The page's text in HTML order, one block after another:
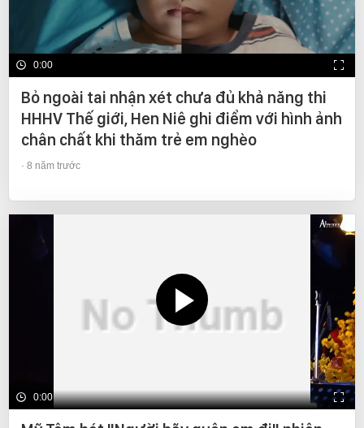
0:00
Bỏ ngoài tai nhận xét chưa đủ khả năng thi
HHHV Thế giới, Hen Niê ghi điểm với hình ảnh
chân chất khi thăm trẻ em nghèo
8 năm trước
0:00